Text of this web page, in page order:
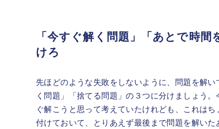
「今すぐ解く問題」「あとで時
けろ
先ほどのような失敗をしないように、問題を解
く問題」「捨てる問題」の３つに分けましょう
ぐ解こうと思って考えていたけれども、これは
付けておいて、とりあえず最後まで問題を解い